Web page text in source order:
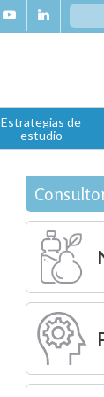
Estrategias de
estudio